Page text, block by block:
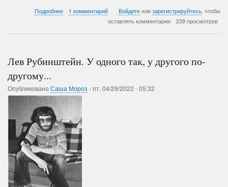
Подробнеео
«Спецоперации»
1 комментарий Войдите или зарегистрируйтесь, чтобы
оставлять комментарии
239 просмотров
Лев Рубинштейн. У одного так, у другого по-
другому...
Опубликовано Саша Мороз -пт, 04/29/2022 - 05:32